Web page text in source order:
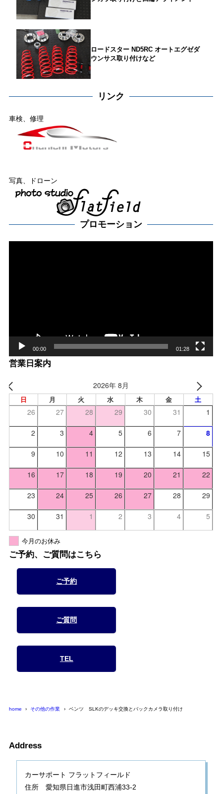
ロードスター ND5RC オートエグゼダ
ウンサス取り付けなど
リンク
車検、修理
写真、ドローン
プロモーション
00:00 01:28
営業日案内
2026年 8月
日 月 火 水 木 金 土
26 27 28 29 30 31 1
2 3 4 5 6 7 8
9 10 11 12 13 14 15
16 17 18 19 20 21 22
23 24 25 26 27 28 29
30 31 1 2 3 4 5
今月のお休み
ご予約、ご質問はこちら
ご予約
ご質問
TEL
home その他の作業 ベンツ SLKのデッキ交換とバックカメラ取り付け
Address
カーサポート フラットフィールド
住所 愛知県日進市浅田町西浦33-2